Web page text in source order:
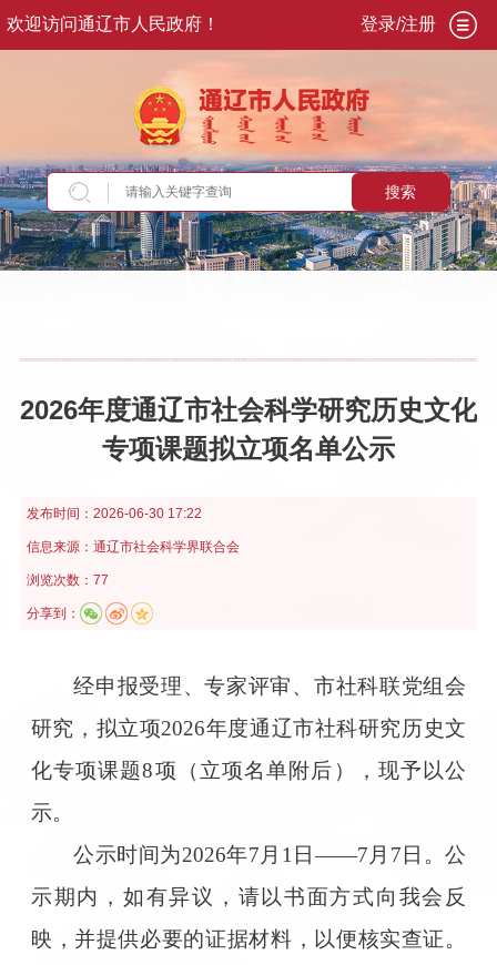
欢迎访问通辽市人民政府！ 登录/注册
搜索
当前位置：首页>新闻资讯>通知公告
2026年度通辽市社会科学研究历史文化
专项课题拟立项名单公示
发布时间： 2026-06-30 17:22
信息来源： 通辽市社会科学界联合会
浏览次数：77
分享到：
经申报受理、专家评审、市社科联党组会
研究，拟立项2026年度通辽市社科研究历史文
化专项课题8项（立项名单附后），现予以公
示。
公示时间为2026年7月1日——7月7日。公
示期内，如有异议，请以书面方式向我会反
映，并提供必要的证据材料，以便核实查证。